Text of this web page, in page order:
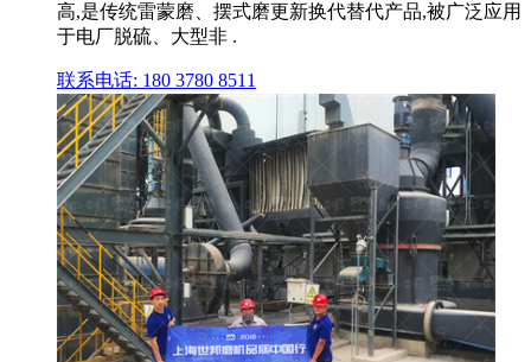
高,是传统雷蒙磨、摆式磨更新换代替代产品,被广泛应用
于电厂脱硫、大型非 .
联系电话: 180 3780 8511